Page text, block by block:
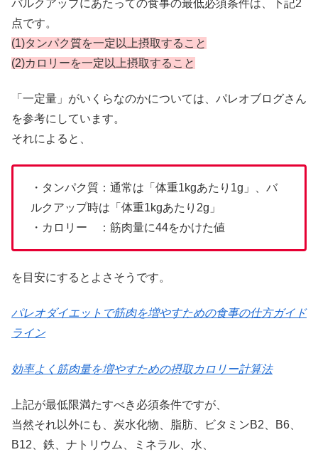
バルクアップにあたっての食事の最低必須条件は、下記2
点です。
(1)タンパク質を一定以上摂取すること
(2)カロリーを一定以上摂取すること
「一定量」がいくらなのかについては、パレオブログさん
を参考にしています。
それによると、
・タンパク質：通常は「体重1kgあたり1g」、バ
ルクアップ時は「体重1kgあたり2g」
・カロリー ：筋肉量に44をかけた値
を目安にするとよさそうです。
パレオダイエットで筋肉を増やすための食事の仕方ガイド
ライン
効率よく筋肉量を増やすための摂取カロリー計算法
上記が最低限満たすべき必須条件ですが、
当然それ以外にも、炭水化物、脂肪、ビタミンB2、B6、
B12、鉄、ナトリウム、ミネラル、水、